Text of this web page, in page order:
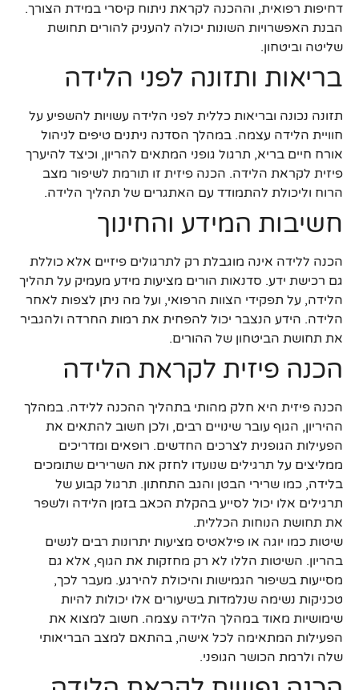
דחיפות רפואית, וההכנה לקראת ניתוח קיסרי במידת הצורך.
הבנת האפשרויות השונות יכולה להעניק להורים תחושת
שליטה וביטחון.
בריאות ותזונה לפני הלידה
תזונה נכונה ובריאות כללית לפני הלידה עשויות להשפיע על
חוויית הלידה עצמה. במהלך הסדנה ניתנים טיפים לניהול
אורח חיים בריא, תרגול גופני המתאים להריון, וכיצד להיערך
פיזית לקראת הלידה. הכנה פיזית זו תורמת לשיפור מצב
הרוח וליכולת להתמודד עם האתגרים של תהליך הלידה.
חשיבות המידע והחינוך
הכנה ללידה אינה מוגבלת רק לתרגולים פיזיים אלא כוללת
גם רכישת ידע. סדנאות הורים מציעות מידע מעמיק על תהליך
הלידה, על תפקידי הצוות הרפואי, ועל מה ניתן לצפות לאחר
הלידה. הידע הנצבר יכול להפחית את רמות החרדה ולהגביר
את תחושת הביטחון של ההורים.
הכנה פיזית לקראת הלידה
הכנה פיזית היא חלק מהותי בתהליך ההכנה ללידה. במהלך
ההיריון, הגוף עובר שינויים רבים, ולכן חשוב להתאים את
הפעילות הגופנית לצרכים החדשים. רופאים ומדריכים
ממליצים על תרגילים שנועדו לחזק את השרירים שתומכים
בלידה, כמו שרירי הבטן והגב התחתון. תרגול קבוע של
תרגילים אלו יכול לסייע בהקלת הכאב בזמן הלידה ולשפר
את תחושת הנוחות הכללית.
שיטות כמו יוגה או פילאטיס מציעות יתרונות רבים לנשים
בהריון. השיטות הללו לא רק מחזקות את הגוף, אלא גם
מסייעות בשיפור הגמישות והיכולת להירגע. מעבר לכך,
טכניקות נשימה שנלמדות בשיעורים אלו יכולות להיות
שימושיות מאוד במהלך הלידה עצמה. חשוב למצוא את
הפעילות המתאימה לכל אישה, בהתאם למצב הבריאותי
שלה ולרמת הכושר הגופני.